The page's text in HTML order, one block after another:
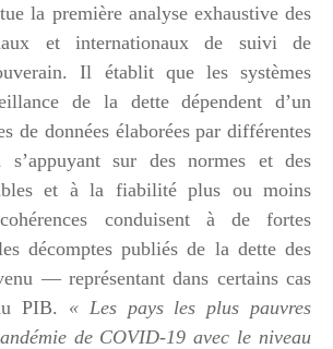
la première analyse exhaustive des
et internationaux de suivi de
Il établit que les systèmes
de la dette dépendent d’un
de données élaborées par différentes
s’appuyant sur des normes et des
et à la fiabilité plus ou moins
conduisent à de fortes
décomptes publiés de la dette des
— représentant dans certains cas
PIB. « Les pays les plus pauvres
de COVID-19 avec le niveau